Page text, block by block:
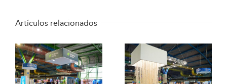
Artículos relacionados